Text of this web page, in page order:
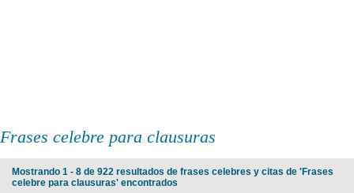
Frases celebre para clausuras
Mostrando 1 - 8 de 922 resultados de frases celebres y citas de 'Frases
celebre para clausuras' encontrados